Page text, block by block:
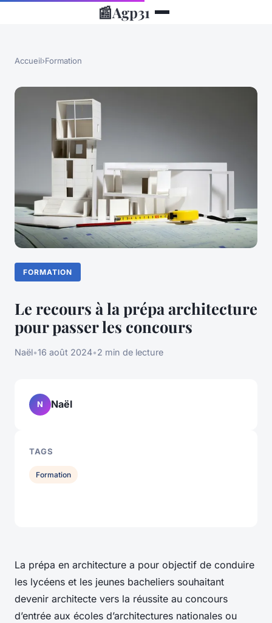
📰Agp31
Accueil›Formation
FORMATION
Le recours à la prépa architecture
pour passer les concours
Naël•16 août 2024•2 min de lecture
La prépa en architecture a pour objectif de conduire
les lycéens et les jeunes bacheliers souhaitant
devenir architecte vers la réussite au concours
d’entrée aux écoles d’architectures nationales ou
N Naël
TAGS
Formation